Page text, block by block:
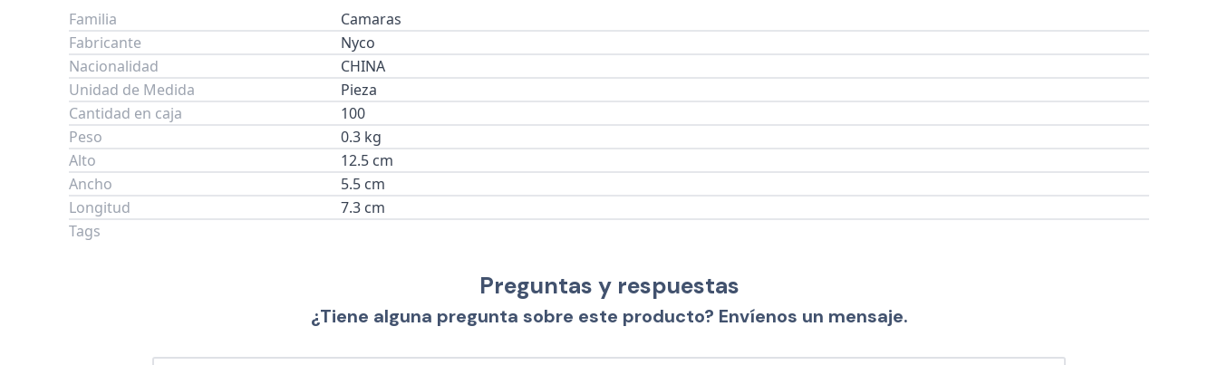
Familia
Camaras
Fabricante
Nyco
Nacionalidad
CHINA
Unidad de Medida
Pieza
Cantidad en caja
100
Peso
0.3 kg
Alto
12.5 cm
Ancho
5.5 cm
Longitud
7.3 cm
Tags
Preguntas y respuestas
¿Tiene alguna pregunta sobre este producto? Envíenos un mensaje.